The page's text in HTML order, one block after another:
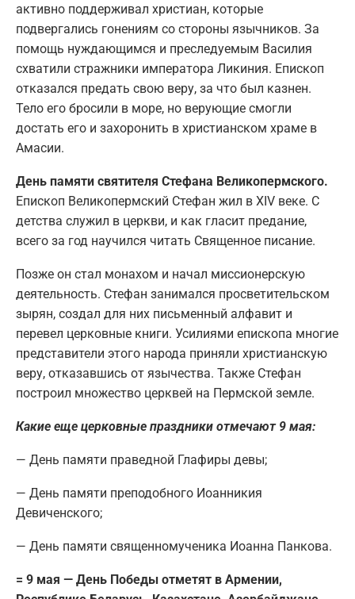
активно поддерживал христиан, которые
подвергались гонениям со стороны язычников. За
помощь нуждающимся и преследуемым Василия
схватили стражники императора Ликиния. Епископ
отказался предать свою веру, за что был казнен.
Тело его бросили в море, но верующие смогли
достать его и захоронить в христианском храме в
Амасии.
День памяти святителя Стефана Великопермского.
Епископ Великопермский Стефан жил в XIV веке. С
детства служил в церкви, и как гласит предание,
всего за год научился читать Священное писание.
Позже он стал монахом и начал миссионерскую
деятельность. Стефан занимался просветительском
зырян, создал для них письменный алфавит и
перевел церковные книги. Усилиями епископа многие
представители этого народа приняли христианскую
веру, отказавшись от язычества. Также Стефан
построил множество церквей на Пермской земле.
Какие еще церковные праздники отмечают 9 мая:
— День памяти праведной Глафиры девы;
— День памяти преподобного Иоанникия
Девиченского;
— День памяти священномученика Иоанна Панкова.
= 9 мая — День Победы отметят в Армении,